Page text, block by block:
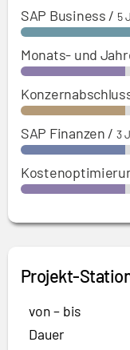
SAP Business / 5
Monats- und
SAP Finanzen / 3
Projekt-
von – bis
Dauer